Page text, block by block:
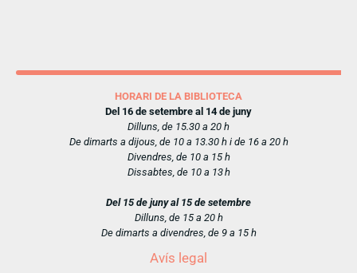
HORARI DE LA BIBLIOTECA
Del 16 de setembre al 14 de juny
Dilluns, de 15.30 a 20 h
De dimarts a dijous, de 10 a 13.30 h i de 16 a 20 h
Divendres, de 10 a 15 h
Dissabtes, de 10 a 13 h
Del 15 de juny al 15 de setembre
Dilluns, de 15 a 20 h
De dimarts a divendres, de 9 a 15 h
Avís legal